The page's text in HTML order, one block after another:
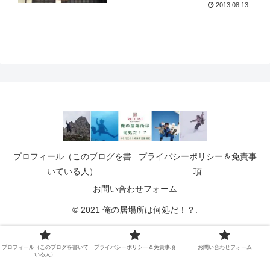
2013.08.13
プロフィール（このブログを書
いている人）
プライバシーポリシー＆免責事
項
お問い合わせフォーム
© 2021 俺の居場所は何処だ！？.
プロフィール（このブログを書いて
いる人）
プライバシーポリシー＆免責事項 お問い合わせフォーム